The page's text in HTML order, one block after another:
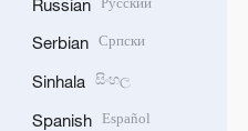
Russian
Serbian Српски
Sinhala සිංහල
Spanish Español